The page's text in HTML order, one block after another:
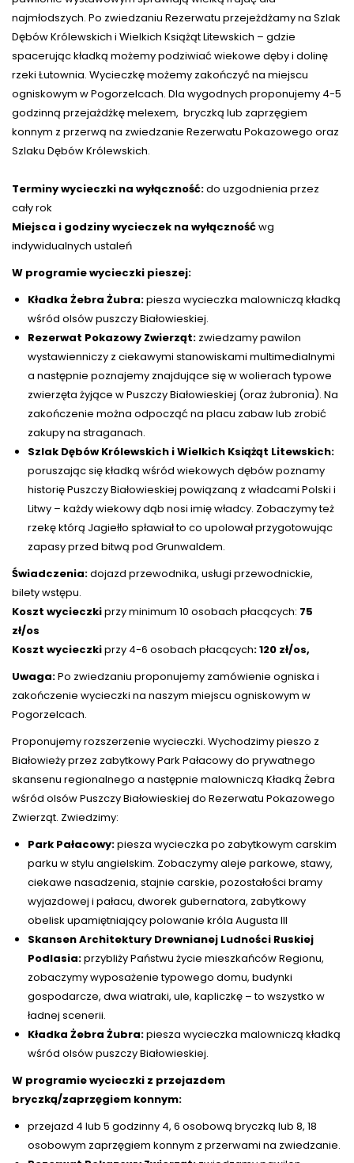
najmłodszych. Po zwiedzaniu Rezerwatu przejeżdżamy na Szlak
Dębów Królewskich i Wielkich Książąt Litewskich – gdzie
spacerując kładką możemy podziwiać wiekowe dęby i dolinę
rzeki Łutownia. Wycieczkę możemy zakończyć na miejscu
ogniskowym w Pogorzelcach. Dla wygodnych proponujemy 4-5
godzinną przejażdżkę melexem, bryczką lub zaprzęgiem
konnym z przerwą na zwiedzanie Rezerwatu Pokazowego oraz
Szlaku Dębów Królewskich.
Terminy wycieczki na wyłączność:do uzgodnienia przez
cały rok
Miejsca i godziny wycieczek na wyłącznośćwg
indywidualnych ustaleń
W programie wycieczki pieszej:
Kładka Żebra Żubra:piesza wycieczka malowniczą kładką
wśród olsów puszczy Białowieskiej.
Rezerwat Pokazowy Zwierząt: zwiedzamy pawilon
wystawienniczy z ciekawymi stanowiskami multimedialnymi
a następnie poznajemy znajdujące się w wolierach typowe
zwierzęta żyjące w Puszczy Białowieskiej (oraz żubronia). Na
zakończenie można odpocząć na placu zabaw lub zrobić
zakupy na straganach.
Szlak Dębów Królewskich i Wielkich Książąt Litewskich:
poruszając się kładką wśród wiekowych dębów poznamy
historię Puszczy Białowieskiej powiązaną z władcami Polski i
Litwy – każdy wiekowy dąb nosi imię władcy. Zobaczymy też
rzekę którą Jagiełło spławiał to co upolował przygotowując
zapasy przed bitwą pod Grunwaldem.
Świadczenia:dojazd przewodnika, usługi przewodnickie,
bilety wstępu.
Koszt wycieczkiprzy minimum 10 osobach płacących: 75
zł/os
Koszt wycieczkiprzy 4-6 osobach płacących: 120 zł/os,
Uwaga:Po zwiedzaniu proponujemy zamówienie ogniska i
zakończenie wycieczki na naszym miejscu ogniskowym w
Pogorzelcach.
Proponujemy rozszerzenie wycieczki. Wychodzimy pieszo z
Białowieży przez zabytkowy Park Pałacowy do prywatnego
skansenu regionalnego a następnie malowniczą Kładką Żebra
wśród olsów Puszczy Białowieskiej do Rezerwatu Pokazowego
Zwierząt. Zwiedzimy:
Park Pałacowy:piesza wycieczka po zabytkowym carskim
parku w stylu angielskim. Zobaczymy aleje parkowe, stawy,
ciekawe nasadzenia, stajnie carskie, pozostałości bramy
wyjazdowej i pałacu, dworek gubernatora, zabytkowy
obelisk upamiętniający polowanie króla Augusta III
Skansen Architektury Drewnianej Ludności Ruskiej
Podlasia:przybliży Państwu życie mieszkańców Regionu,
zobaczymy wyposażenie typowego domu, budynki
gospodarcze, dwa wiatraki, ule, kapliczkę – to wszystko w
ładnej scenerii.
Kładka Żebra Żubra:piesza wycieczka malowniczą kładką
wśród olsów puszczy Białowieskiej.
W programie wycieczki z przejazdem
bryczką/zaprzęgiem konnym:
przejazd 4 lub 5 godzinny 4, 6 osobową bryczką lub 8, 18
osobowym zaprzęgiem konnym z przerwami na zwiedzanie.